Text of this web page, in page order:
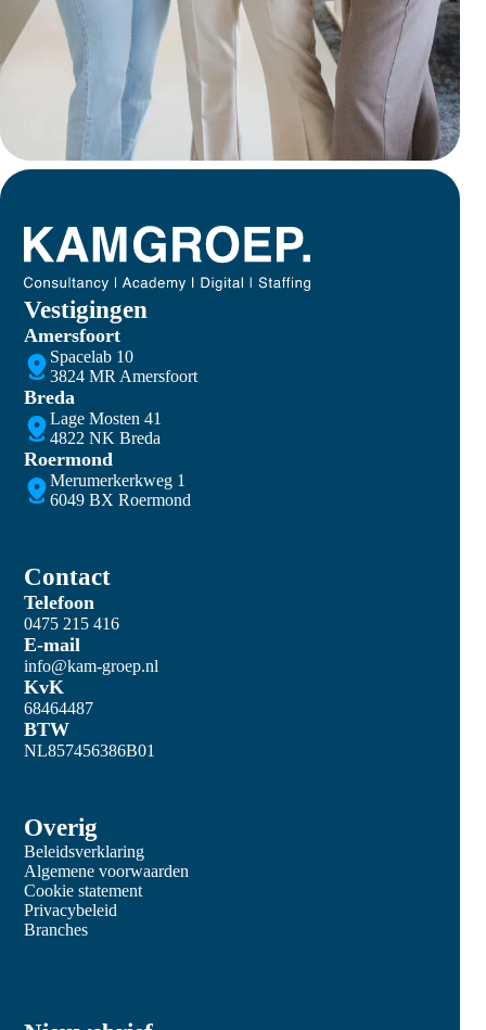
Vestigingen
Amersfoort
Spacelab 10
3824 MR Amersfoort
Breda
Lage Mosten 41
4822 NK Breda
Roermond
Merumerkerkweg 1
6049 BX Roermond
Contact
Telefoon
0475 215 416
E-mail
info@kam-groep.nl
KvK
68464487
BTW
NL857456386B01
Overig
Beleidsverklaring
Algemene voorwaarden
Cookie statement
Privacybeleid
Branches